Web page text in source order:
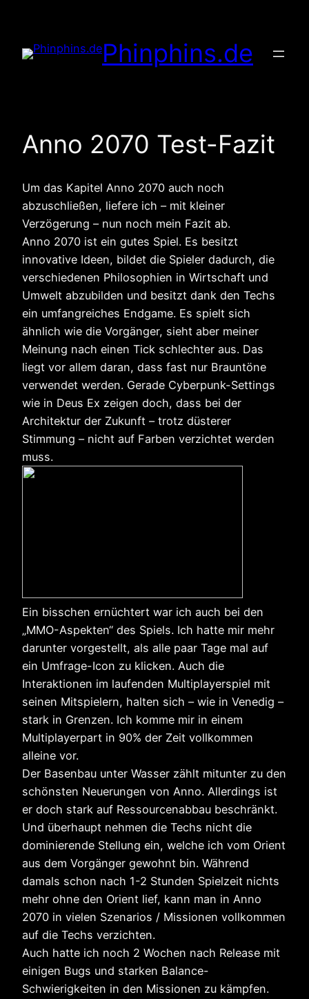
springen
Phinphins.de
Anno 2070 Test-Fazit
Um das Kapitel Anno 2070 auch noch
abzuschließen, liefere ich – mit kleiner
Verzögerung – nun noch mein Fazit ab.
Anno 2070 ist ein gutes Spiel. Es besitzt
innovative Ideen, bildet die Spieler dadurch, die
verschiedenen Philosophien in Wirtschaft und
Umwelt abzubilden und besitzt dank den Techs
ein umfangreiches Endgame. Es spielt sich
ähnlich wie die Vorgänger, sieht aber meiner
Meinung nach einen Tick schlechter aus. Das
liegt vor allem daran, dass fast nur Brauntöne
verwendet werden. Gerade Cyberpunk-Settings
wie in Deus Ex zeigen doch, dass bei der
Architektur der Zukunft – trotz düsterer
Stimmung – nicht auf Farben verzichtet werden
muss.
Ein bisschen ernüchtert war ich auch bei den
„MMO-Aspekten“ des Spiels. Ich hatte mir mehr
darunter vorgestellt, als alle paar Tage mal auf
ein Umfrage-Icon zu klicken. Auch die
Interaktionen im laufenden Multiplayerspiel mit
seinen Mitspielern, halten sich – wie in Venedig –
stark in Grenzen. Ich komme mir in einem
Multiplayerpart in 90% der Zeit vollkommen
alleine vor.
Der Basenbau unter Wasser zählt mitunter zu den
schönsten Neuerungen von Anno. Allerdings ist
er doch stark auf Ressourcenabbau beschränkt.
Und überhaupt nehmen die Techs nicht die
dominierende Stellung ein, welche ich vom Orient
aus dem Vorgänger gewohnt bin. Während
damals schon nach 1-2 Stunden Spielzeit nichts
mehr ohne den Orient lief, kann man in Anno
2070 in vielen Szenarios / Missionen vollkommen
auf die Techs verzichten.
Auch hatte ich noch 2 Wochen nach Release mit
einigen Bugs und starken Balance-
Schwierigkeiten in den Missionen zu kämpfen.